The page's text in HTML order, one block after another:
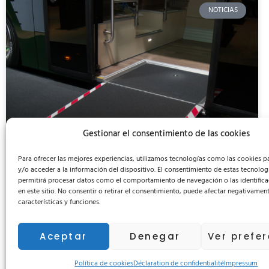
Gestionar el consentimiento de las cookies
Para ofrecer las mejores experiencias, utilizamos tecnologías como las cookies
y/o acceder a la información del dispositivo. El consentimiento de estas
permitirá procesar datos como el comportamiento de navegación o las
en este sitio. No consentir o retirar el consentimiento, puede afectar
características y funciones.
Aceptar Denegar Ver
Política de cookiesDéclaration de confidentialitéImpressum
NOTICIAS
De la teoría a la práctica: Así
son los autobuses adaptados
para la inclusión
LEER MÁS »